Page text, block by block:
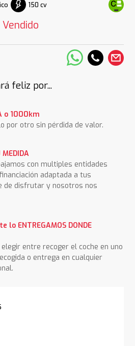
150 cv
Vendido
feliz por...
o 1000km
por otro sin pérdida de valor.
MEDIDA
con multiples entidades
adaptada a tus
de disfrutar y nosotros nos
lo ENTREGAMOS DONDE
entre recoger el coche en uno
o entrega en cualquier